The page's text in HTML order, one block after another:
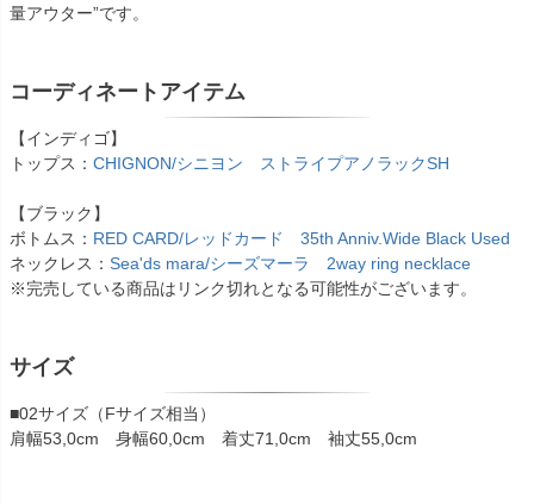
量アウター”です。
コーディネートアイテム
【インディゴ】
トップス： CHIGNON/シニヨン ストライプアノラックSH
【ブラック】
ボトムス： RED CARD/レッドカード 35th Anniv.Wide Black Used
ネックレス： Sea'ds mara/シーズマーラ 2way ring necklace
※完売している商品はリンク切れとなる可能性がございます。
サイズ
■02サイズ（Fサイズ相当）
肩幅53,0cm 身幅60,0cm 着丈71,0cm 袖丈55,0cm